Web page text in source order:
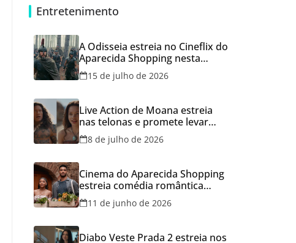
Entretenimento
A Odisseia estreia no Cineflix do
Aparecida Shopping nesta
quinta, 16
15 de julho de 2026
Live Action de Moana estreia
nas telonas e promete levar
aventura e emoção ao Cineflix
do Aparecida Shopping
8 de julho de 2026
Cinema do Aparecida Shopping
estreia comédia romântica
ambientada na Itália, hoje e
lança promoção para o Dia dos
11 de junho de 2026
Diabo Veste Prada 2 estreia nos